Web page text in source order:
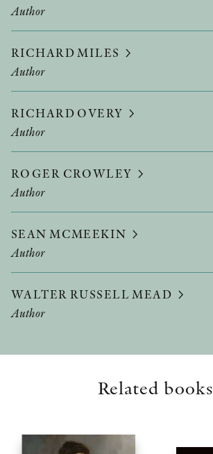
Author
RICHARD MILES
Author
RICHARD OVERY
Author
ROGER CROWLEY
Author
SEAN MCMEEKIN
Author
WALTER RUSSELL MEAD
Author
Related books